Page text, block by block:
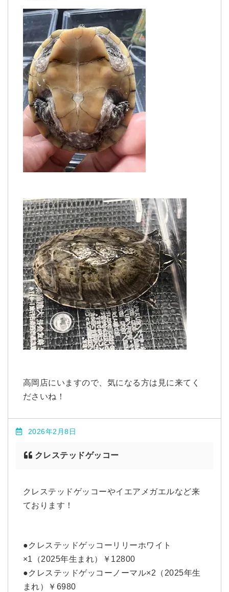
高岡店にいますので、気になる方は見に来てく
ださいね！
2026年2月8日
クレステッドゲッコー
クレステッドゲッコーやイエアメガエルなど来
ております！
●クレステッドゲッコーリリーホワイト
×1（2025年生まれ）￥12800
●クレステッドゲッコーノーマル×2（2025年生
まれ）￥6980